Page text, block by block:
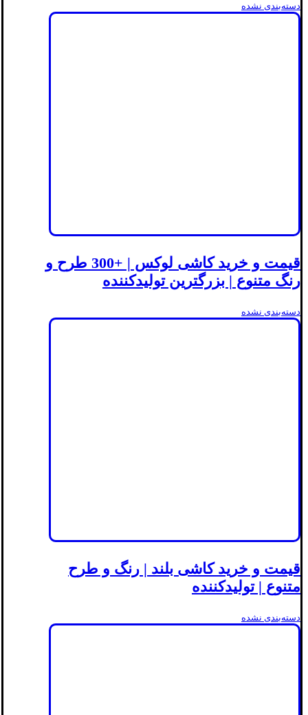
دسته‌بندی نشده
قیمت و خرید کاشی لوکس | +300 طرح و
رنگ متنوع | بزرگترین تولیدکننده
دسته‌بندی نشده
قیمت و خرید کاشی بلند | رنگ و طرح
متنوع | تولیدکننده
دسته‌بندی نشده